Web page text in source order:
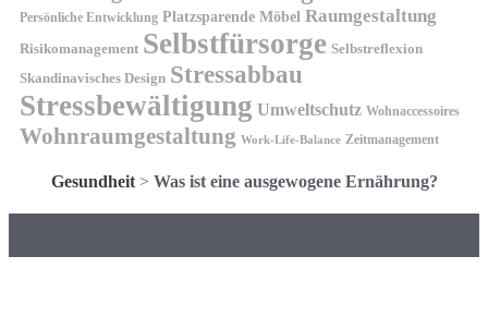
Persönliche Entwicklung Platzsparende Möbel Raumgestaltung
Risikomanagement Selbstfürsorge Selbstreflexion
Skandinavisches Design Stressabbau
Stressbewältigung Umweltschutz Wohnaccessoires
Wohnraumgestaltung Work-Life-Balance Zeitmanagement
Gesundheit> Was ist eine ausgewogene Ernährung?